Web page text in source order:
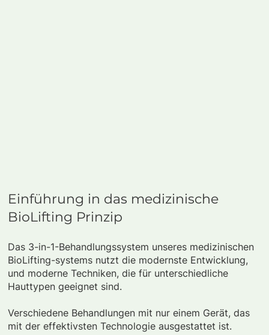
Einführung in das medizinische
BioLifting Prinzip
Das 3-in-1-Behandlungssystem unseres medizinischen
BioLifting-systems nutzt die modernste Entwicklung,
und moderne Techniken, die für unterschiedliche
Hauttypen geeignet sind.
Verschiedene Behandlungen mit nur einem Gerät, das
mit der effektivsten Technologie ausgestattet ist.